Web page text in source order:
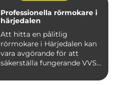
Professionella rörmokare i
härjedalen
Att hitta en pålitlig
rörmokare i Härjedalen kan
vara avgörande för att
säkerställa fungerande VVS-